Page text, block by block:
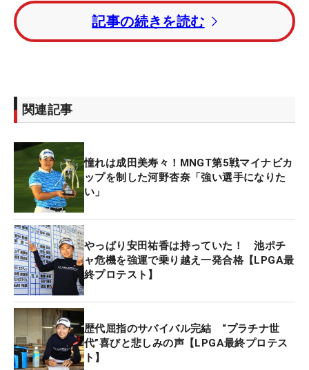
「合格できて嬉しいけど、実感がまだわきません。
きょうのゴルフで合格できたのが信じられない」と
ホールアウト後に語った河野。
代から活躍し、ツアー出場経験もあったが、プロテ
スト初受験の2018年は2次予選で敗退。2度目の挑
オーバー発進も、2日目をイーブンパーでしのぐ
と、自身の誕生日に3アンダーをマーク。トータル2
アンダーで迎えた勝負の最終日は、左右に振られた
ピンポジションと3日目までなかった風の影響で我
慢くらべとなったが、「73」と耐えて、トータル1
アンダー・15位タイで合格圏を死守した。
3日目に順位を上げた展開は2次予選と同様で「なん
となく合格できるイメージを作れていました。初日
から最終日まで、スタートする前は極度の緊張感が
ありましたが、試合に入ると、普段と同じような気
持ちでプレーできていた。今年は試合も多くでてい
記事の続きを読む
関連記事
憧れは成田美寿々！MNGT第5戦マイナビカ
ップを制した河野杏奈「強い選手になりた
い」
やっぱり安田祐香は持っていた！ 池ポチ
ャ危機を強運で乗り越え一発合格【LPGA最
終プロテスト】
歴代屈指のサバイバル完結 “プラチナ世
代”喜びと悲しみの声【LPGA最終プロテス
ト】